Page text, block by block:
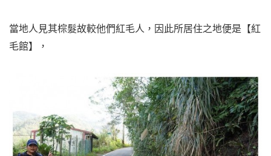
當地人見其棕髮故較他們紅毛人，因此所居住之地便是【紅
毛館】，